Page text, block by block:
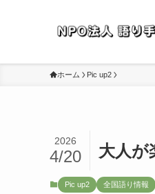
ホーム Pic up2
大人が
2026
4/20
Pic up2 全国語り情報